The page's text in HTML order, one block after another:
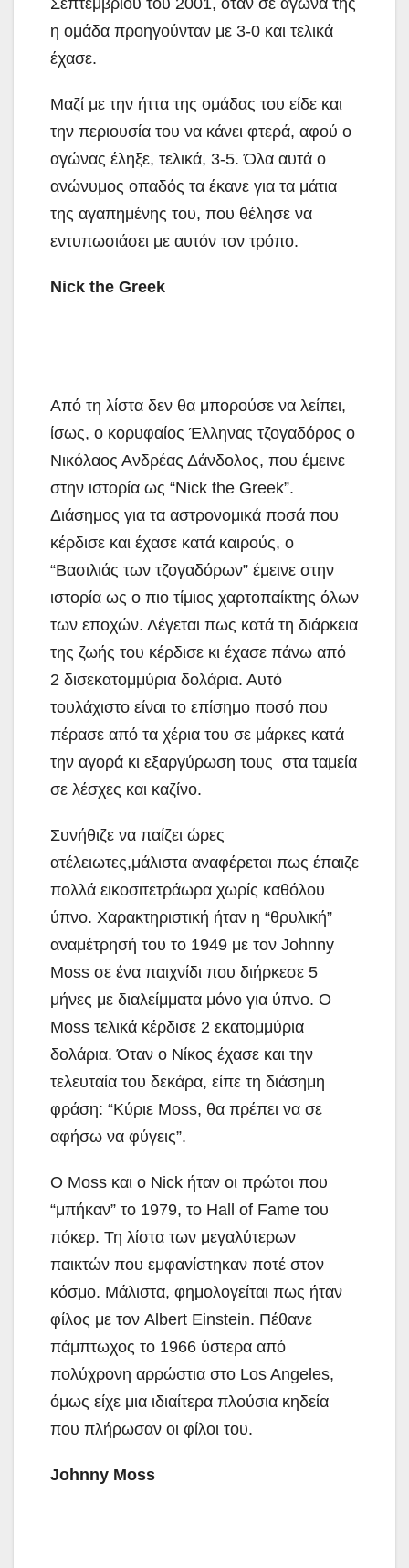
η ομάδα προηγούνταν με 3-0 και τελικά
έχασε.
Μαζί με την ήττα της ομάδας του είδε και
την περιουσία του να κάνει φτερά, αφού ο
αγώνας έληξε, τελικά, 3-5. Όλα αυτά ο
ανώνυμος οπαδός τα έκανε για τα μάτια
της αγαπημένης του, που θέλησε να
εντυπωσιάσει με αυτόν τον τρόπο.
Nick the Greek
Από τη λίστα δεν θα μπορούσε να λείπει,
ίσως, ο κορυφαίος Έλληνας τζογαδόρος ο
Νικόλαος Ανδρέας Δάνδολος, που έμεινε
στην ιστορία ως “Nick the Greek”.
Διάσημος για τα αστρονομικά ποσά που
κέρδισε και έχασε κατά καιρούς, ο
“Βασιλιάς των τζογαδόρων” έμεινε στην
ιστορία ως ο πιο τίμιος χαρτοπαίκτης όλων
των εποχών. Λέγεται πως κατά τη διάρκεια
της ζωής του κέρδισε κι έχασε πάνω από
2 δισεκατομμύρια δολάρια. Αυτό
τουλάχιστο είναι το επίσημο ποσό που
πέρασε από τα χέρια του σε μάρκες κατά
την αγορά κι εξαργύρωση τους στα ταμεία
σε λέσχες και καζίνο.
Συνήθιζε να παίζει ώρες
ατέλειωτες,μάλιστα αναφέρεται πως έπαιζε
πολλά εικοσιτετράωρα χωρίς καθόλου
ύπνο. Χαρακτηριστική ήταν η “θρυλική”
αναμέτρησή του το 1949 με τον Johnny
Moss σε ένα παιχνίδι που διήρκεσε 5
μήνες με διαλείμματα μόνο για ύπνο. Ο
Moss τελικά κέρδισε 2 εκατομμύρια
δολάρια. Όταν ο Νίκος έχασε και την
τελευταία του δεκάρα, είπε τη διάσημη
φράση: “Κύριε Moss, θα πρέπει να σε
αφήσω να φύγεις”.
Ο Moss και ο Nick ήταν οι πρώτοι που
“μπήκαν” το 1979, το Hall of Fame του
πόκερ. Τη λίστα των μεγαλύτερων
παικτών που εμφανίστηκαν ποτέ στον
κόσμο. Μάλιστα, φημολογείται πως ήταν
φίλος με τον Albert Einstein. Πέθανε
πάμπτωχος το 1966 ύστερα από
πολύχρονη αρρώστια στο Los Angeles,
όμως είχε μια ιδιαίτερα πλούσια κηδεία
που πλήρωσαν οι φίλοι του.
Johnny Moss